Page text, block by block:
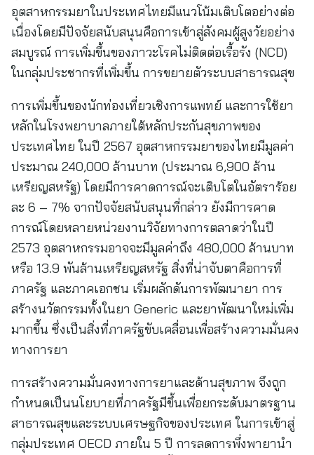
อุตสาหกรรมยาในประเทศไทยมีแนวโน้มเติบโตอย่างต่อ
เนื่องโดยมีปัจจัยสนับสนุนคือการเข้าสู่สังคมผู้สูงวัยอย่าง
สมบูรณ์ การเพิ่มขึ้นของภาวะโรคไม่ติดต่อเรื้อรัง (NCD)
ในกลุ่มประชากรที่เพิ่มขึ้น การขยายตัวระบบสาธารณสุข
การเพิ่มขึ้นของนักท่องเที่ยวเชิงการแพทย์ และการใช้ยา
หลักในโรงพยาบาลภายใต้หลักประกันสุขภาพของ
ประเทศไทย ในปี 2567 อุตสาหกรรมยาของไทยมีมูลค่า
ประมาณ 240,000 ล้านบาท (ประมาณ 6,900 ล้าน
เหรียญสหรัฐ) โดยมีการคาดการณ์จะเติบโตในอัตราร้อย
ละ 6 – 7% จากปัจจัยสนับสนุนที่กล่าว ยังมีการคาด
การณ์โดยหลายหน่วยงานวิจัยทางการตลาดว่าในปี
2573 อุตสาหกรรมอาจจะมีมูลค่าถึง 480,000 ล้านบาท
หรือ 13.9 พันล้านเหรียญสหรัฐ สิ่งที่น่าจับตาคือการที่
ภาครัฐ และภาคเอกชน เริ่มผลักดันการพัฒนายา การ
สร้างนวัตกรรมทั้งในยา Generic และยาพัฒนาใหม่เพิ่ม
มากขึ้น ซึ่งเป็นสิ่งที่ภาครัฐขับเคลื่อนเพื่อสร้างความมั่นคง
ทางการยา
การสร้างความมั่นคงทางการยาและด้านสุขภาพ จึงถูก
กำหนดเป็นนโยบายที่ภาครัฐมีขึ้นเพื่อยกระดับมาตรฐาน
สาธารณสุขและระบบเศรษฐกิจของประเทศ ในการเข้าสู่
กลุ่มประเทศ OECD ภายใน 5 ปี การลดการพึ่งพายานำ